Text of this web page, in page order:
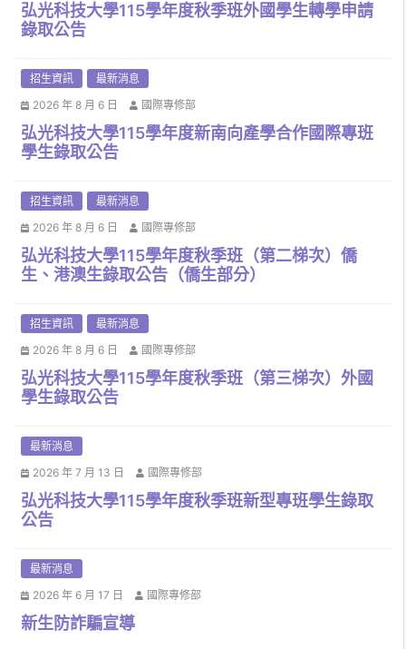
弘光科技大學115學年度秋季班外國學生轉學申請
錄取公告
招生資訊
最新消息
2026 年 8 月 6 日
國際專修部
弘光科技大學115學年度新南向產學合作國際專班
學生錄取公告
招生資訊
最新消息
2026 年 8 月 6 日
國際專修部
弘光科技大學115學年度秋季班（第二梯次）僑
生、港澳生錄取公告（僑生部分）
招生資訊
最新消息
2026 年 8 月 6 日
國際專修部
弘光科技大學115學年度秋季班（第三梯次）外國
學生錄取公告
最新消息
2026 年 7 月 13 日
國際專修部
弘光科技大學115學年度秋季班新型專班學生錄取
公告
最新消息
2026 年 6 月 17 日
國際專修部
新生防詐騙宣導